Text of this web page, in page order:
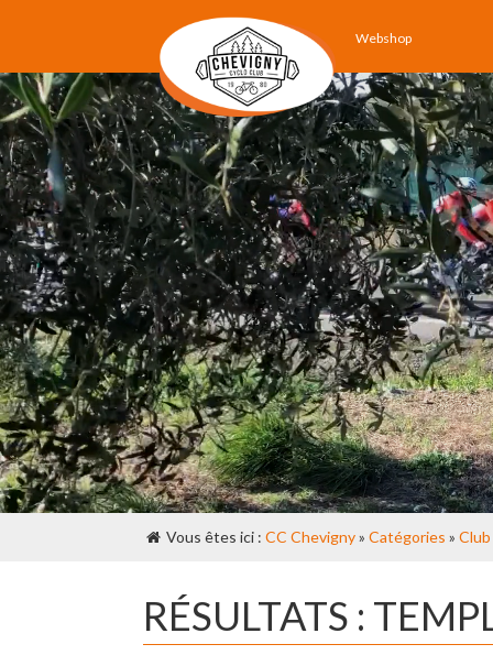
Webshop
Vous êtes ici : CC Chevigny» Catégories » Club
RÉSULTATS :